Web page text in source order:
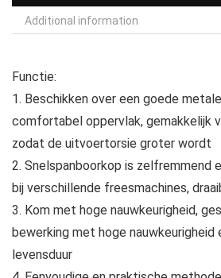
Additional information
Functie:
1. Beschikken over een goede
comfortabel oppervlak, gemakkelijk
zodat de uitvoertorsie groter wordt
2. Snelspanboorkop is zelfremmend
bij verschillende freesmachines,
3. Kom met hoge nauwkeurigheid,
bewerking met hoge nauwkeurigheid
levensduur